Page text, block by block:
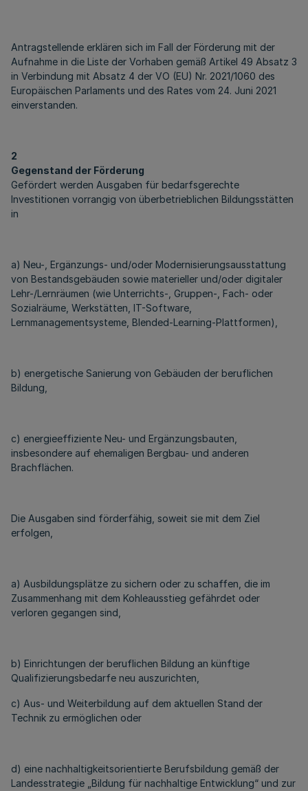
Antragstellende erklären sich im Fall der Förderung mit der
Aufnahme in die Liste der Vorhaben gemäß Artikel 49 Absatz 3
in Verbindung mit Absatz 4 der VO (EU) Nr. 2021/1060 des
Europäischen Parlaments und des Rates vom 24. Juni 2021
einverstanden.
2
Gegenstand der Förderung
Gefördert werden Ausgaben für bedarfsgerechte
Investitionen vorrangig von überbetrieblichen Bildungsstätten
in
a) Neu-, Ergänzungs- und/oder Modernisierungsausstattung
von Bestandsgebäuden sowie materieller und/oder digitaler
Lehr-/Lernräumen (wie Unterrichts-, Gruppen-, Fach- oder
Sozialräume, Werkstätten, IT-Software,
Lernmanagementsysteme, Blended-Learning-Plattformen),
b) energetische Sanierung von Gebäuden der beruflichen
Bildung,
c) energieeffiziente Neu- und Ergänzungsbauten,
insbesondere auf ehemaligen Bergbau- und anderen
Brachflächen.
Die Ausgaben sind förderfähig, soweit sie mit dem Ziel
erfolgen,
a) Ausbildungsplätze zu sichern oder zu schaffen, die im
Zusammenhang mit dem Kohleausstieg gefährdet oder
verloren gegangen sind,
b) Einrichtungen der beruflichen Bildung an künftige
Qualifizierungsbedarfe neu auszurichten,
c) Aus- und Weiterbildung auf dem aktuellen Stand der
Technik zu ermöglichen oder
d) eine nachhaltigkeitsorientierte Berufsbildung gemäß der
Landesstrategie „Bildung für nachhaltige Entwicklung“ und zur